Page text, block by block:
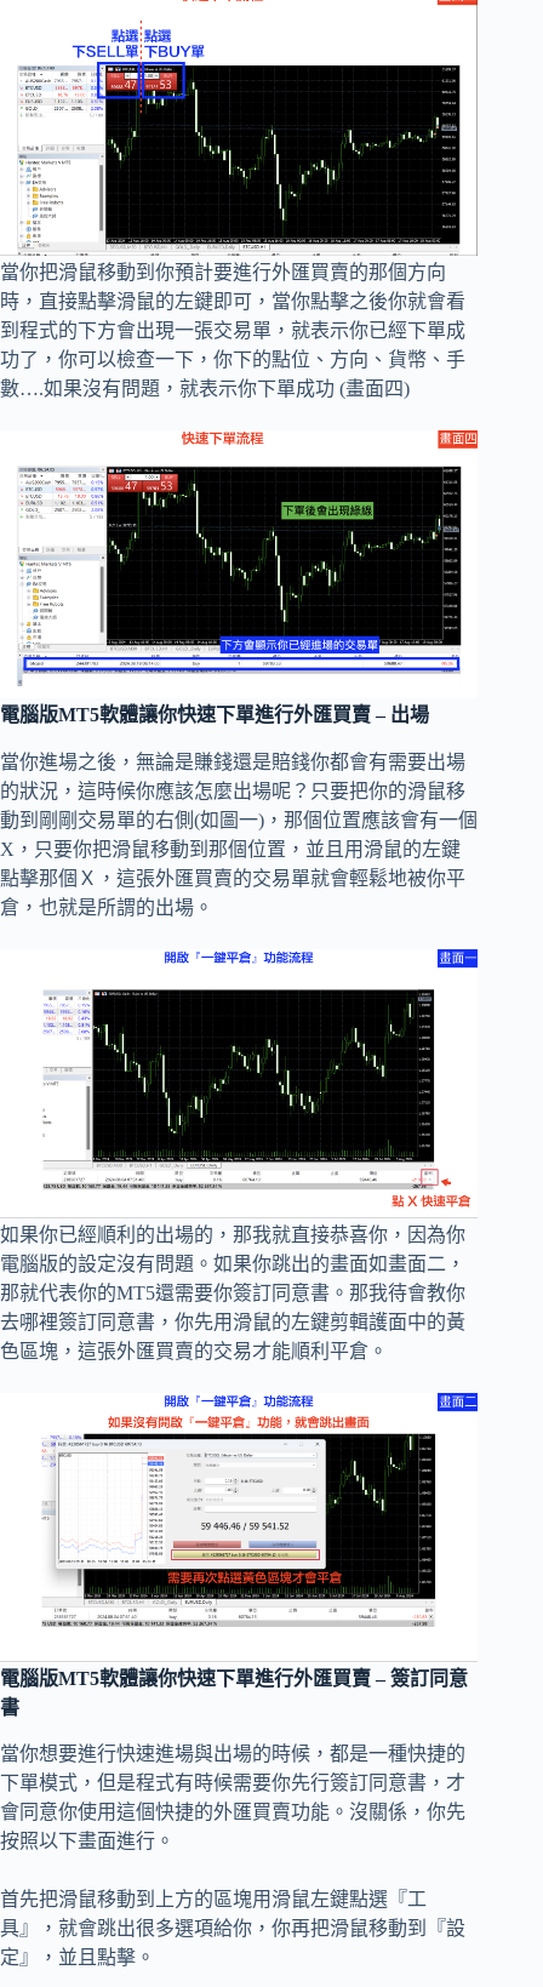
當你把滑鼠移動到你預計要進行外匯買賣的那個方向
時，直接點擊滑鼠的左鍵即可，當你點擊之後你就會看
到程式的下方會出現一張交易單，就表示你已經下單成
功了，你可以檢查一下，你下的點位、方向、貨幣、手
數….如果沒有問題，就表示你下單成功 (畫面四)
電腦版MT5軟體讓你快速下單進行外匯買賣 – 出場
當你進場之後，無論是賺錢還是賠錢你都會有需要出場
的狀況，這時候你應該怎麼出場呢？只要把你的滑鼠移
動到剛剛交易單的右側(如圖一)，那個位置應該會有一個
X，只要你把滑鼠移動到那個位置，並且用滑鼠的左鍵
點擊那個Ｘ，這張外匯買賣的交易單就會輕鬆地被你平
倉，也就是所謂的出場。
如果你已經順利的出場的，那我就直接恭喜你，因為你
電腦版的設定沒有問題。如果你跳出的畫面如畫面二，
那就代表你的MT5還需要你簽訂同意書。那我待會教你
去哪裡簽訂同意書，你先用滑鼠的左鍵剪輯護面中的黃
色區塊，這張外匯買賣的交易才能順利平倉。
電腦版MT5軟體讓你快速下單進行外匯買賣 – 簽訂同意
書
當你想要進行快速進場與出場的時候，都是一種快捷的
下單模式，但是程式有時候需要你先行簽訂同意書，才
會同意你使用這個快捷的外匯買賣功能。沒關係，你先
按照以下畫面進行。
首先把滑鼠移動到上方的區塊用滑鼠左鍵點選『工
具』，就會跳出很多選項給你，你再把滑鼠移動到『設
定』，並且點擊。